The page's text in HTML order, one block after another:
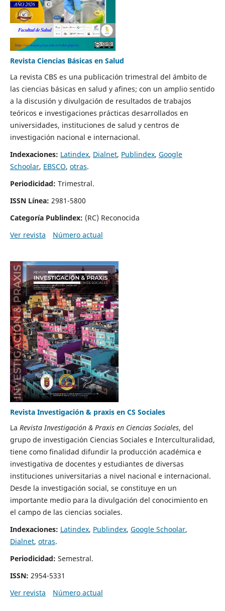
Revista Ciencias Básicas en Salud
La revista CBS es una publicación trimestral del ámbito de
las ciencias básicas en salud y afines; con un amplio sentido
a la discusión y divulgación de resultados de trabajos
teóricos e investigaciones prácticas desarrollados en
universidades, instituciones de salud y centros de
investigación nacional e internacional.
Indexaciones: Latindex, Dialnet, Publindex, Google
Schoolar, EBSCO, otras.
Periodicidad: Trimestral.
ISSN Línea: 2981-5800
Categoría Publindex: (RC) Reconocida
Ver revista
Número actual
Revista Investigación & praxis en CS Sociales
La Revista Investigación & Praxis en Ciencias Sociales, del
grupo de investigación Ciencias Sociales e Interculturalidad,
tiene como finalidad difundir la producción académica e
investigativa de docentes y estudiantes de diversas
instituciones universitarias a nivel nacional e internacional.
Desde la investigación social, se constituye en un
importante medio para la divulgación del conocimiento en
el campo de las ciencias sociales.
Indexaciones: Latindex, Publindex, Google Schoolar,
Dialnet, otras.
Periodicidad: Semestral.
ISSN: 2954-5331
Ver revista
Número actual